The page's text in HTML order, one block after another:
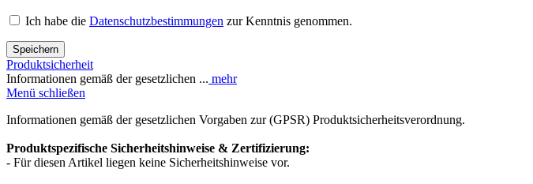
Ich habe die Datenschutzbestimmungen zur Kenntnis genommen.
Speichern
Produktsicherheit
Informationen gemäß der gesetzlichen ... mehr
Menü schließen
Informationen gemäß der gesetzlichen Vorgaben zur (GPSR) Produktsicherheitsverordnung.
Produktspezifische Sicherheitshinweise & Zertifizierung:
- Für diesen Artikel liegen keine Sicherheitshinweise vor.